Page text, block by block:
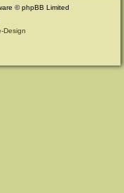
© phpBB Limited
Design